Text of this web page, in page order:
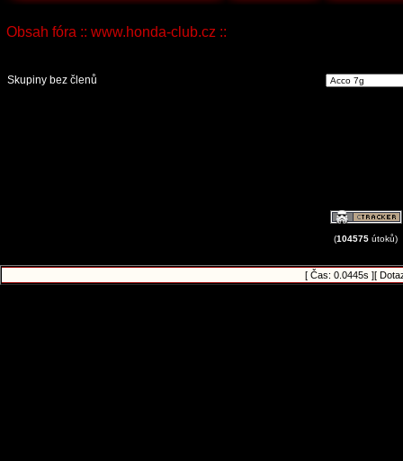
Obsah fóra :: www.honda-club.cz ::
Skupiny bez členů
(104575 útoků)
[ Čas: 0.0445s ][